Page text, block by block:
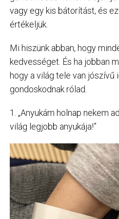
vagy egy kis bátorítást, és
értékeljük.
Mi hiszünk abban, hogy
kedvességet. És ha jobban
hogy a világ tele van jószívű
gondoskodnak rólad.
1. „Anyukám holnap nekem
világ legjobb anyukája!”